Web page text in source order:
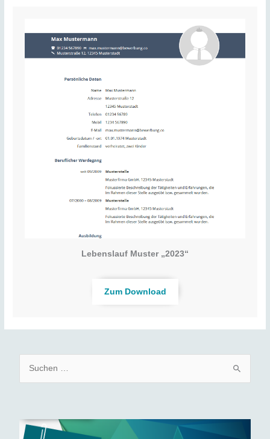
Lebenslauf Muster „2023“
Zum Download